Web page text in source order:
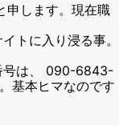
申します。現在職
トに入り浸る事。
号は、 090-6843-
基本ヒマなのです